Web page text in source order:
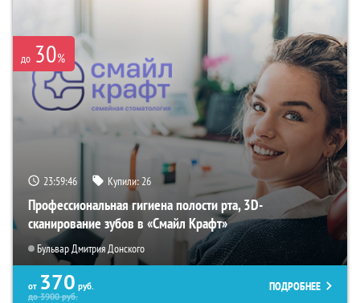
до 30%
23:59:45 Купили:26
Профессиональная гигиена полости рта, 3D-
сканирование зубов в «Смайл Крафт»
Бульвар Дмитрия Донского
от 370 руб.
до3900руб.
ПОДРОБНЕЕ